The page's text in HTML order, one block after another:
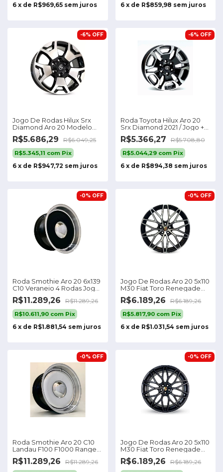
6 x de R$969,65 sem juros 6 x de R$859,98 sem juros
Jogo De Rodas Hilux Srx
Diamond Aro 20 Modelo
Cor Preto Diamantado
6x139
-6% OFF
R$5.686,29 R$6.049,25
R$5.345,11 com Pix
6 x de R$947,72 sem juros
Roda Toyota Hilux Aro 20
Srx Diamond 2021 / Jogo +
Bicos
-6% OFF
R$5.366,27 R$5.708,80
R$5.044,29 com Pix
6 x de R$894,38 sem juros
Roda Smothie Aro 20 6x139
C10 Veraneio 4 Rodas Jogo
Cor Preto Diamante 6x139
-0% OFF
R$11.289,26 R$11.289,26
R$10.611,90 com Pix
6 x de R$1.881,54 sem juros
Jogo De Rodas Aro 20 5x110
M30 Fiat Toro Renegade
Compass Cor Preta
Diamantada 5x110
-0% OFF
R$6.189,26 R$6.189,26
R$5.817,90 com Pix
6 x de R$1.031,54 sem juros
Roda Smothie Aro 20 C10
Landau F100 F1000 Ranger /
Jogo Cor Diamante
5x139/5x114
-0% OFF
R$11.289,26 R$11.289,26
Jogo De Rodas Aro 20 5x110
M30 Fiat Toro Renegade
Compass Cor Preta Fosco
5x110
-0% OFF
R$6.189,26 R$6.189,26